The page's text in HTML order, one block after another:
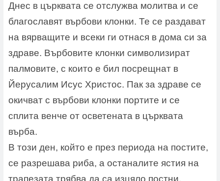
Днес в църквата се отслужва молитва и се
благославят върбови клонки. Те се раздават
на вярващите и всеки ги отнася в дома си за
здраве. Върбовите клонки символизират
палмовите, с които е бил посрещнат в
Йерусалим Исус Христос. Пак за здраве се
окичват с върбови клонки портите и се
сплита венче от осветената в църквата
върба.
В този ден, който е през периода на постите,
се разрешава риба, а останалите ястия на
трапезата трябва да са изцяло постни.